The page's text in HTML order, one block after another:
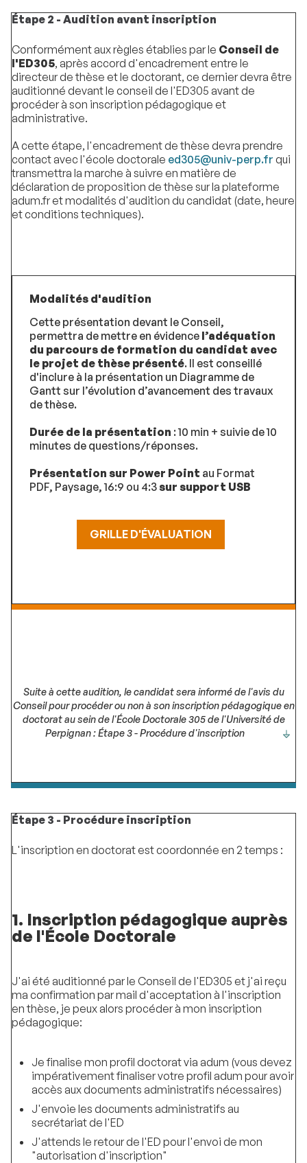
Étape 2 - Audition avant inscription
Conformément aux règles établies par le Conseil de
l'ED305, après accord d'encadrement entre le
directeur de thèse et le doctorant, ce dernier devra être
auditionné devant le conseil de l'ED305 avant de
procéder à son inscription pédagogique et
administrative.
A cette étape, l'encadrement de thèse devra prendre
contact avec l'école doctorale ed305@univ-perp.fr qui
transmettra la marche à suivre en matière de
déclaration de proposition de thèse sur la plateforme
adum.fr et modalités d'audition du candidat (date, heure
et conditions techniques).
Modalités d'audition
Cette présentation devant le Conseil,
permettra de mettre en évidence l’adéquation
du parcours de formation du candidat avec
le projet de thèse présenté. Il est conseillé
d'inclure à la présentation un Diagramme de
Gantt sur l’évolution d’avancement des travaux
de thèse.
Durée de la présentation : 10 min + suivie de 10
minutes de questions/réponses.
Présentation sur Power Point au Format
PDF, Paysage, 16:9 ou 4:3sur support USB
GRILLE D'ÉVALUATION
Suite à cette audition, le candidat sera informé de l'avis du
Conseil pour procéder ou non à son inscription pédagogique en
doctorat au sein de l'École Doctorale 305 de l'Université de
Perpignan : Étape 3 - Procédure d'inscription
Étape 3 - Procédure inscription
L'inscription en doctorat est coordonnée en 2 temps :
1. Inscription pédagogique auprès
de l'École Doctorale
J'ai été auditionné par le Conseil de l'ED305 et j'ai reçu
ma confirmation par mail d'acceptation à l'inscription
en thèse, je peux alors procéder à mon inscription
pédagogique:
Je finalise mon profil doctorat via adum (vous devez
impérativement finaliser votre profil adum pour avoir
accès aux documents administratifs nécessaires)
J'envoie les documents administratifs au
secrétariat de l'ED
J'attends le retour de l'ED pour l'envoi de mon
"autorisation d'inscription"